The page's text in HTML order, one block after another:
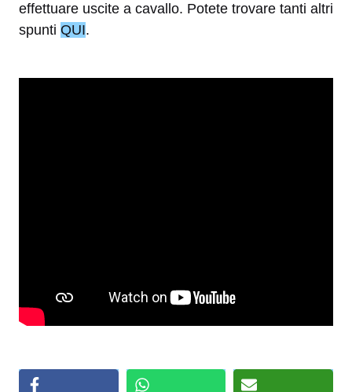
effettuare uscite a cavallo. Potete trovare tanti altri
spunti QUI.